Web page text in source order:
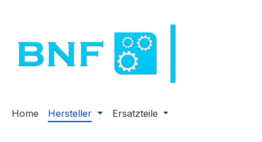
Home Hersteller Ersatzteile